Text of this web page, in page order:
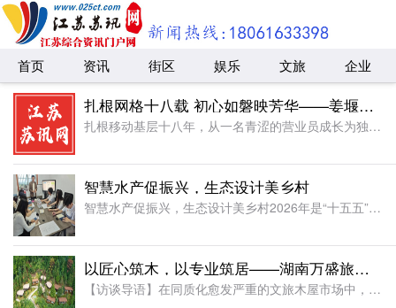
首页 资讯 街区 娱乐 文旅 企业
扎根网格十八载 初心如磐映芳华——姜堰分公司罗塘网格卞成凤
扎根移动基层十八年，从一名青涩的营业员成长为独当一面的网格长，姜堰分公司罗塘网格卞成凤同志，岗位在变、身份在变，但“把网格当家，把群众当亲人”的誓言始终未变。她的三个故事，折射出一名基层移动党员的初心
智慧水产促振兴，生态设计美乡村
智慧水产促振兴，生态设计美乡村2026年是“十五五”规划起步之年，为助推农业现代化发展，落实乡村振兴相关工作要求，上海杉达学院工程学院实践团奔赴常州金坛水产养殖片区开展暑期社会实践。团队走出校园课堂，
以匠心筑木，以专业筑居——湖南万盛旅游的品质信条与行业坚守
【访谈导语】在同质化愈发严重的文旅木屋市场中，低价劣质拼装木屋充斥行业，不少木屋厂家以缩减工艺、简化防腐流程换取短期利润，导致大量民宿木屋使用三五年便出现变形、漏水、腐朽问题，不仅损害了游客的居住体验